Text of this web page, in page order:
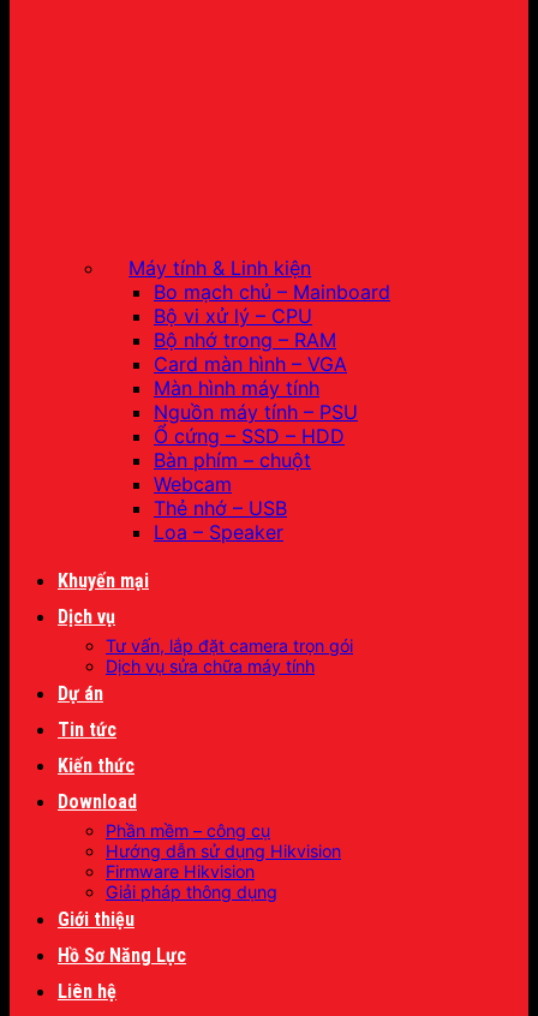
Máy tính & Linh kiện
Bo mạch chủ – Mainboard
Bộ vi xử lý – CPU
Bộ nhớ trong – RAM
Card màn hình – VGA
Màn hình máy tính
Nguồn máy tính – PSU
Ổ cứng – SSD – HDD
Bàn phím – chuột
Webcam
Thẻ nhớ – USB
Loa – Speaker
Khuyến mại
Dịch vụ
Tư vấn, lắp đặt camera trọn gói
Dịch vụ sửa chữa máy tính
Dự án
Tin tức
Kiến thức
Download
Phần mềm – công cụ
Hướng dẫn sử dụng Hikvision
Firmware Hikvision
Giải pháp thông dụng
Giới thiệu
Hồ Sơ Năng Lực
Liên hệ